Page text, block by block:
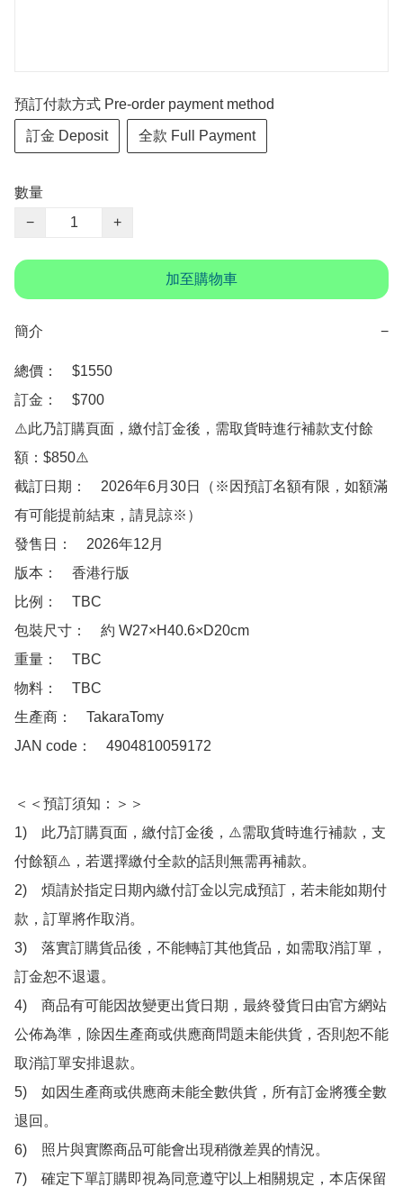
預訂付款方式 Pre-order payment method
訂金 Deposit 全款 Full Payment
數量
−
+
加至購物車
簡介 −
總價：　$1550
訂金：　$700
⚠️此乃訂購頁面，繳付訂金後，需取貨時進行補款支付餘
額：$850⚠️
截訂日期：　2026年6月30日（※因預訂名額有限，如額滿
有可能提前結束，請見諒※）
發售日：　2026年12月
版本：　香港行版
比例：　TBC
包裝尺寸：　約 W27×H40.6×D20cm
重量：　TBC
物料：　TBC
生產商：　TakaraTomy
JAN code：　4904810059172
＜＜預訂須知：＞＞
1)　此乃訂購頁面，繳付訂金後，⚠️需取貨時進行補款，支
付餘額⚠️，若選擇繳付全款的話則無需再補款。
2)　煩請於指定日期內繳付訂金以完成預訂，若未能如期付
款，訂單將作取消。
3)　落實訂購貨品後，不能轉訂其他貨品，如需取消訂單，
訂金恕不退還。
4)　商品有可能因故變更出貨日期，最終發貨日由官方網站
公佈為準，除因生產商或供應商問題未能供貨，否則恕不能
取消訂單安排退款。
5)　如因生產商或供應商未能全數供貨，所有訂金將獲全數
退回。
6)　照片與實際商品可能會出現稍微差異的情況。
7)　確定下單訂購即視為同意遵守以上相關規定，本店保留